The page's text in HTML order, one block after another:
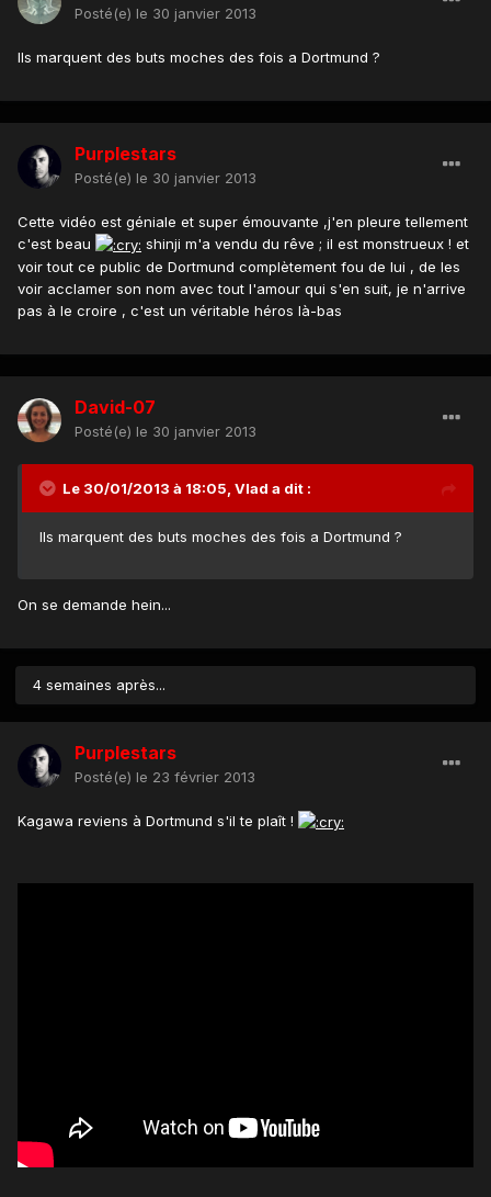
Posté(e) le 30 janvier 2013
Ils marquent des buts moches des fois a Dortmund ?
Purplestars
Posté(e) le 30 janvier 2013
Cette vidéo est géniale et super émouvante ,j'en pleure tellement
c'est beau
shinji m'a vendu du rêve ; il est monstrueux ! et
voir tout ce public de Dortmund complètement fou de lui , de les
voir acclamer son nom avec tout l'amour qui s'en suit, je n'arrive
pas à le croire , c'est un véritable héros là-bas
David-07
Posté(e) le 30 janvier 2013
Le 30/01/2013 à 18:05, Vlad a dit :
Ils marquent des buts moches des fois a Dortmund ?
On se demande hein...
4 semaines après...
Purplestars
Posté(e) le 23 février 2013
Kagawa reviens à Dortmund s'il te plaît !